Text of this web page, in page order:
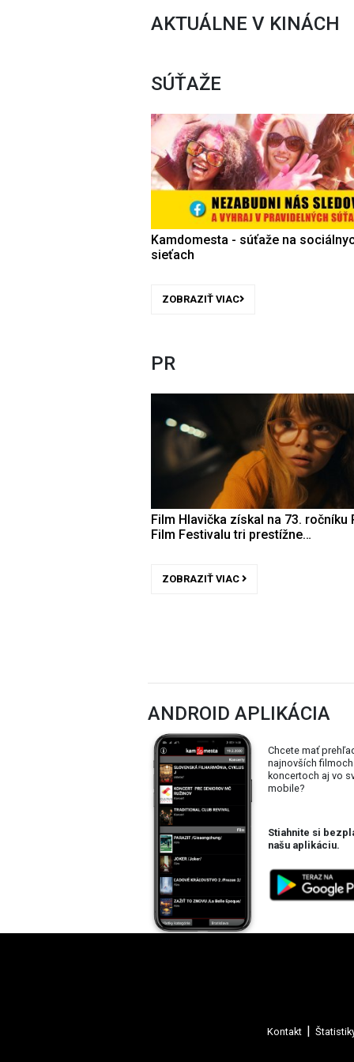
AKTUÁLNE V KINÁCH
SÚŤAŽE
Kamdomesta - súťaže na
sieťach
ZOBRAZIŤ VIAC
PR
Film Hlavička získal na 73. ročníku
Film Festivalu tri prestížne…
ZOBRAZIŤ VIAC
ANDROID APLIKÁCIA
Chcete mať
najnovších
koncertoch aj vo
mobile?
Stiahnite si
našu aplikáciu.
Kontakt